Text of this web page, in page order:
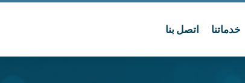
خدماتنا اتصل بنا